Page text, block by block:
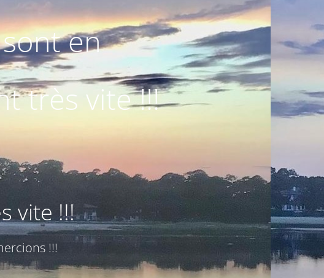
en
très vite !!!
vite !!!
!!!